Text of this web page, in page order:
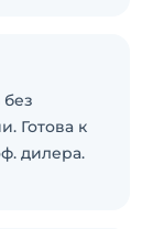
Готова к
дилера.